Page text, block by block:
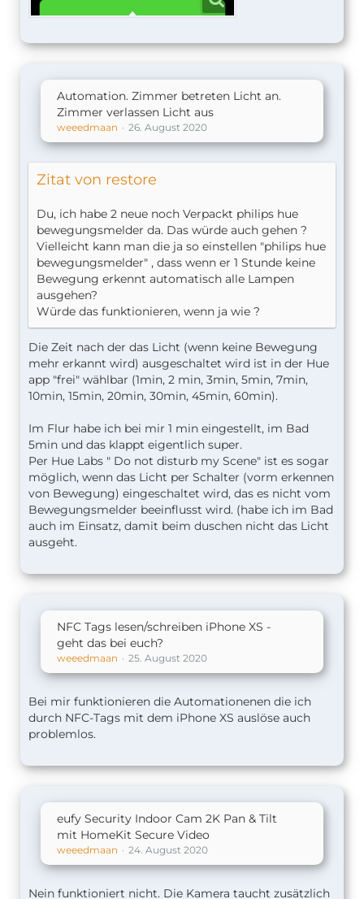
Automation. Zimmer betreten Licht an.
Zimmer verlassen Licht aus
weeedmaan 26. August 2020
Zitat von restore
Du, ich habe 2 neue noch Verpackt philips hue
bewegungsmelder da. Das würde auch gehen ?
Vielleicht kann man die ja so einstellen "philips hue
bewegungsmelder" , dass wenn er 1 Stunde keine
Bewegung erkennt automatisch alle Lampen
ausgehen?
Würde das funktionieren, wenn ja wie ?
Die Zeit nach der das Licht (wenn keine Bewegung
mehr erkannt wird) ausgeschaltet wird ist in der Hue
app "frei" wählbar (1min, 2 min, 3min, 5min, 7min,
10min, 15min, 20min, 30min, 45min, 60min).
Im Flur habe ich bei mir 1 min eingestellt, im Bad
5min und das klappt eigentlich super.
Per Hue Labs " Do not disturb my Scene" ist es sogar
möglich, wenn das Licht per Schalter (vorm erkennen
von Bewegung) eingeschaltet wird, das es nicht vom
Bewegungsmelder beeinflusst wird. (habe ich im Bad
auch im Einsatz, damit beim duschen nicht das Licht
ausgeht.
NFC Tags lesen/schreiben iPhone XS -
geht das bei euch?
weeedmaan 25. August 2020
Bei mir funktionieren die Automationenen die ich
durch NFC-Tags mit dem iPhone XS auslöse auch
problemlos.
eufy Security Indoor Cam 2K Pan & Tilt
mit HomeKit Secure Video
weeedmaan 24. August 2020
Nein funktioniert nicht. Die Kamera taucht zusätzlich